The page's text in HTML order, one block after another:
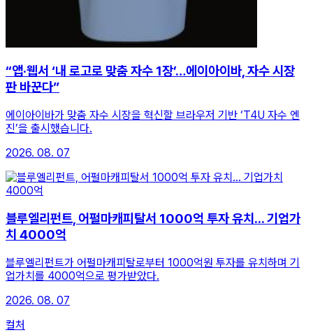
“앱·웹서 ‘내 로고로 맞춤 자수 1장’…에이아이바, 자수 시장
판 바꾼다”
에이아이바가 맞춤 자수 시장을 혁신할 브라우저 기반 ‘T4U 자수 엔
진’을 출시했습니다.
2026. 08. 07
블루엘리펀트, 어펄마캐피탈서 1000억 투자 유치... 기업가
치 4000억
블루엘리펀트가 어펄마캐피탈로부터 1000억원 투자를 유치하며 기
업가치를 4000억으로 평가받았다.
2026. 08. 07
컬처